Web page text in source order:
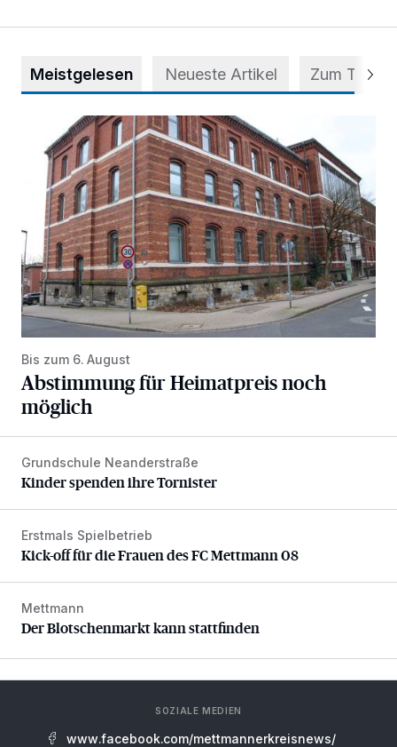
Meistgelesen Neueste Artikel Zum Thema
Abstimmung für Heimatpreis noch möglich
Bis zum 6. August
Abstimmung für Heimatpreis noch
möglich
Kinder spenden ihre Tornister
Grundschule Neanderstraße
Kinder spenden ihre Tornister
Kick-off für die Frauen des FC Mettmann 08
Erstmals Spielbetrieb
Kick-off für die Frauen des FC Mettmann 08
Der Blotschenmarkt kann stattfinden
Mettmann
Der Blotschenmarkt kann stattfinden
SOZIALE MEDIEN
www.facebook.com/mettmannerkreisnews/